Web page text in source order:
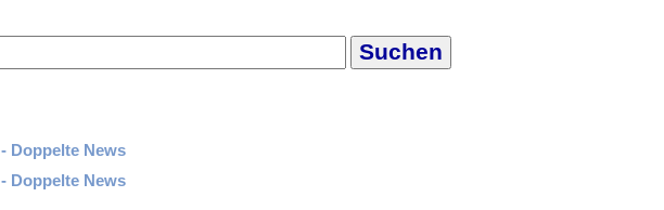
- Doppelte News
- Doppelte News